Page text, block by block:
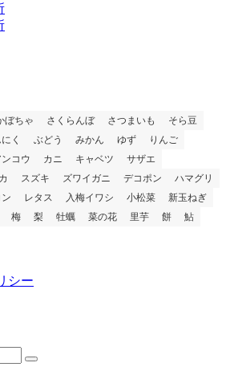
ぼちゃ さくらんぼ さつまいも
そら豆
く ぶどう みかん ゆず
りんご
ンコウ カニ キャベツ
サザエ
スズキ ズワイガニ デコポン
ハマグリ
ン レタス 入梅イワシ 小松菜
新玉ねぎ
梅 梨 牡蠣 菜の花 里芋 餅 鮎
シー